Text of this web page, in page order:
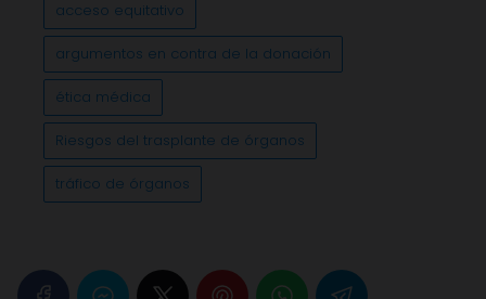
acceso equitativo
argumentos en contra de la donación
ética médica
Riesgos del trasplante de órganos
tráfico de órganos